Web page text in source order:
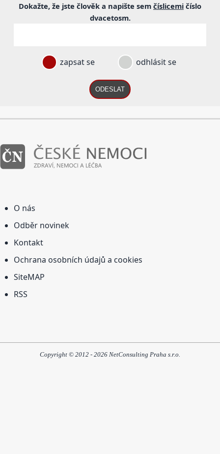
Dokažte, že jste člověk a napište sem číslicemi číslo
dvacetosm.
zapsat se odhlásit se
ODESLAT
O nás
Odběr novinek
Kontakt
Ochrana osobních údajů a cookies
SiteMAP
RSS
Copyright © 2012 - 2026 NetConsulting Praha s.r.o.